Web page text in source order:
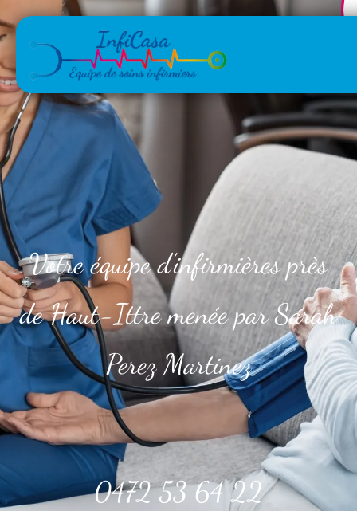
Votre équipe d’infirmières près
de Haut-Ittre menée par Sarah
Perez Martinez
0472 53 64 22